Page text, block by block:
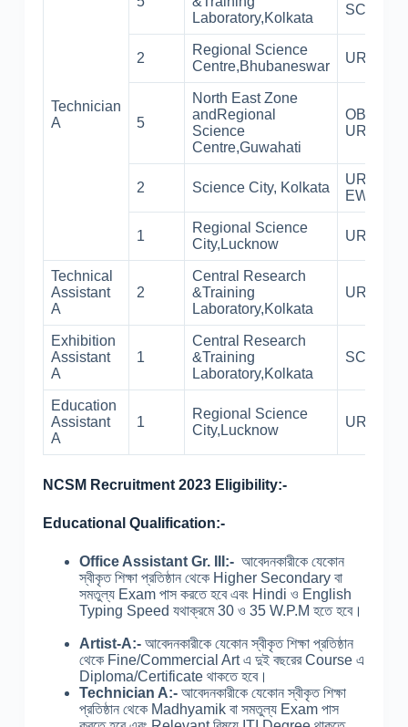
Technician
A
Laboratory,Kolkata
SC-3
2
Regional Science
Centre,Bhubaneswar
UR-2
5
North East Zone
andRegional
Science
Centre,Guwahati
OBC-2,
UR-3
2 Science City, Kolkata
UR-1,
EWS-1
1
Regional Science
City,Lucknow
UR-1
Technical
Assistant
A
2
Central Research
&Training
Laboratory,Kolkata
UR-2
Exhibition
Assistant
A
1
Central Research
&Training
Laboratory,Kolkata
SC-1
Education
Assistant
A
1
Regional Science
City,Lucknow
UR-1
NCSM Recruitment 2023 Eligibility:-
Educational Qualification:-
Office Assistant Gr. III:- আবেদনকারীকে যেকোন
স্বীকৃত শিক্ষা প্রতিষ্ঠান থেকে Higher Secondary বা
সমতুল্য Exam পাস করতে হবে এবং Hindi ও English
Typing Speed যথাক্রমে 30 ও 35 W.P.M হতে হবে।
Artist-A:- আবেদনকারীকে যেকোন স্বীকৃত শিক্ষা প্রতিষ্ঠান
থেকে Fine/Commercial Art এ দুই বছরের Course এ
Diploma/Certificate থাকতে হবে।
Technician A:- আবেদনকারীকে যেকোন স্বীকৃত শিক্ষা
প্রতিষ্ঠান থেকে Madhyamik বা সমতুল্য Exam পাস